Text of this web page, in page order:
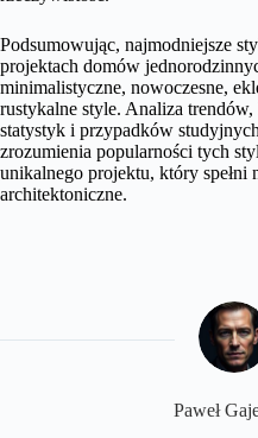
Podsumowując, najmodniejsze
projektach domów
minimalistyczne, nowoczesne,
rustykalne style. Analiza
statystyk i przypadków
zrozumienia popularności tych
unikalnego projektu, który spełni
architektoniczne.
Paweł